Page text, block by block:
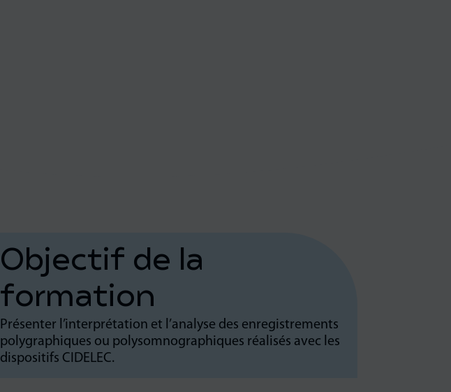
Objectif de la
formation
Présenter l’interprétation et l’analyse des enregistrements
polygraphiques ou polysomnographiques réalisés avec les
dispositifs CIDELEC.